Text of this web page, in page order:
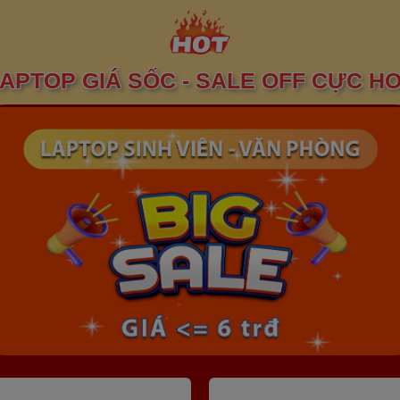
GIÁ SỐC - SALE OFF CỰC